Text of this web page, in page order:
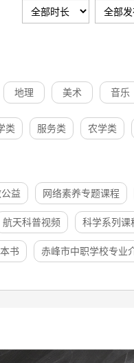
地理 美术 音乐
类 服务类 农学类
益 网络素养专题课程
航天科普视频 科学系列课
书 赤峰市中职学校专业